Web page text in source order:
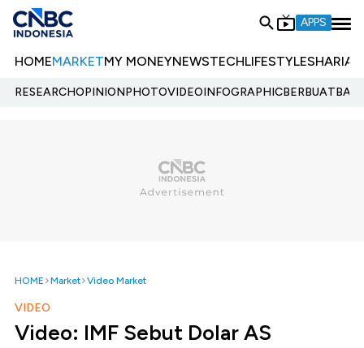
APPS
HOMEMARKETMY MONEYNEWSTECHLIFESTYLESHARIA
RESEARCHOPINIONPHOTOVIDEOINFOGRAPHIC
HOME Market Video Market
VIDEO
Video: IMF Sebut Dolar AS